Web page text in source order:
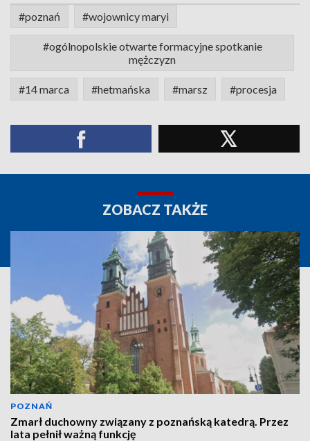
#poznań #wojownicy maryi
#ogólnopolskie otwarte formacyjne spotkanie
mężczyzn
#14 marca #hetmańska #marsz #procesja
ZOBACZ TAKŻE
POZNAŃ
Zmarł duchowny związany z poznańską katedrą. Przez
lata pełnił ważną funkcję